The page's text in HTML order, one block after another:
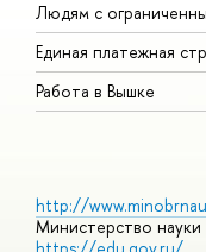
Людям с
Единая платежная
Работа в Вышке
http://
Министерство